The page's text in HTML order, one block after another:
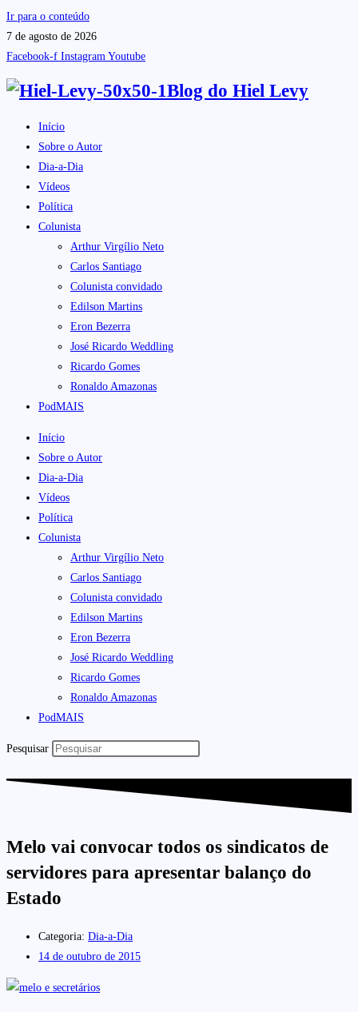
Ir para o conteúdo
7 de agosto de 2026
Facebook-f Instagram Youtube
Blog do Hiel Levy
Início
Sobre o Autor
Dia-a-Dia
Vídeos
Política
Colunista
Arthur Virgílio Neto
Carlos Santiago
Colunista convidado
Edilson Martins
Eron Bezerra
José Ricardo Weddling
Ricardo Gomes
Ronaldo Amazonas
PodMAIS
Início
Sobre o Autor
Dia-a-Dia
Vídeos
Política
Colunista
Arthur Virgílio Neto
Carlos Santiago
Colunista convidado
Edilson Martins
Eron Bezerra
José Ricardo Weddling
Ricardo Gomes
Ronaldo Amazonas
PodMAIS
Pesquisar
Melo vai convocar todos os sindicatos de
servidores para apresentar balanço do
Estado
Categoria: Dia-a-Dia
14 de outubro de 2015